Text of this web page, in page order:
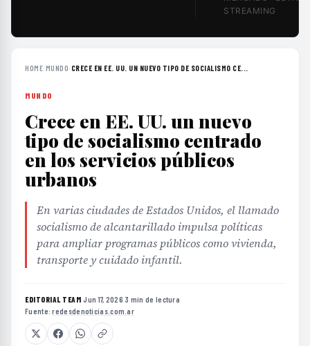
STREAMING
HOME›MUNDO› CRECE EN EE. UU. UN NUEVO TIPO DE SOCIALISMO CE...
MUNDO
Crece en EE. UU. un nuevo
tipo de socialismo centrado
en los servicios públicos
urbanos
En varias ciudades de Estados Unidos, el llamado
socialismo de alcantarillado impulsa políticas
para ampliar programas públicos como vivienda,
transporte y cuidado infantil.
EDITORIAL TEAM·Jun 17, 2026·3 min de lectura·
Fuente:redesdenoticias.com.ar